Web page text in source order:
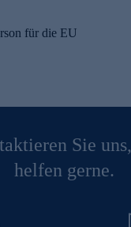
für die EU
Sie
helfen gerne.